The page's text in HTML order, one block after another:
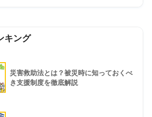
キング
災害救助法とは？被災時に知っておくべ
き支援制度を徹底解説